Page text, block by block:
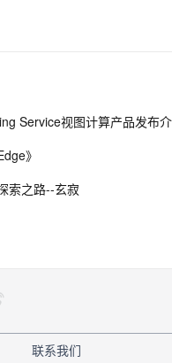
仓案例
表库  可视化利器强强联手
Service视图计算产品发布
》
索之路--玄寂
联系我们